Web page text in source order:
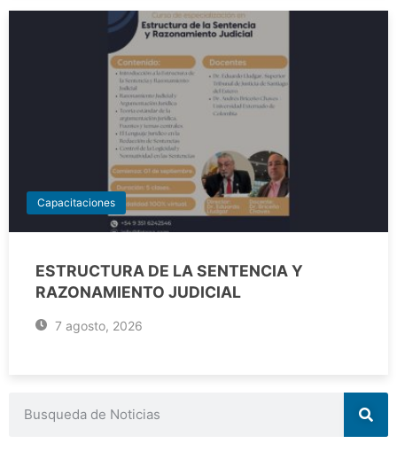
Capacitaciones
ESTRUCTURA DE LA SENTENCIA Y
RAZONAMIENTO JUDICIAL
7 agosto, 2026